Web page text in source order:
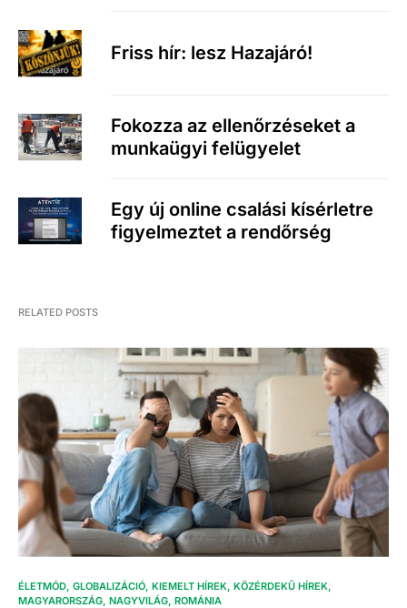
Friss hír: lesz Hazajáró!
Fokozza az ellenőrzéseket a
munkaügyi felügyelet
Egy új online csalási kísérletre
figyelmeztet a rendőrség
RELATED POSTS
ÉLETMÓD GLOBALIZÁCIÓ KIEMELT HÍREK KÖZÉRDEKŰ HÍREK
MAGYARORSZÁG NAGYVILÁG ROMÁNIA